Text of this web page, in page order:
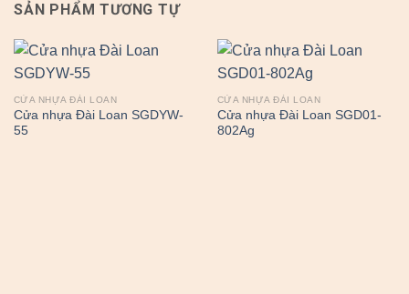
SẢN PHẨM TƯƠNG TỰ
CỬA NHỰA ĐÀI LOAN
Cửa nhựa Đài Loan SGDYW-
55
CỬA NHỰA ĐÀI LOAN
Cửa nhựa Đài Loan SGD01-
802Ag